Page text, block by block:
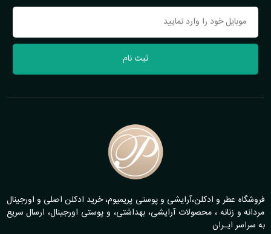
ثبت نام
فروشگاه عطر و ادکلن،آرایشی و پوستی پریمیوم، خرید ادکلن اصلی و اورجینال
مردانه و زنانه ، محصولات آرایشی، بهداشتی، و پوستی اورجینال، ارسال سریع
به سراسر ایـران